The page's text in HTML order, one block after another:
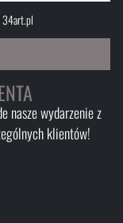
nasze wydarzenie z
klientów!